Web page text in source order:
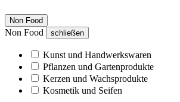
Non Food
Non Food schließen
Kunst und Handwerkswaren
Pflanzen und Gartenprodukte
Kerzen und Wachsprodukte
Kosmetik und Seifen